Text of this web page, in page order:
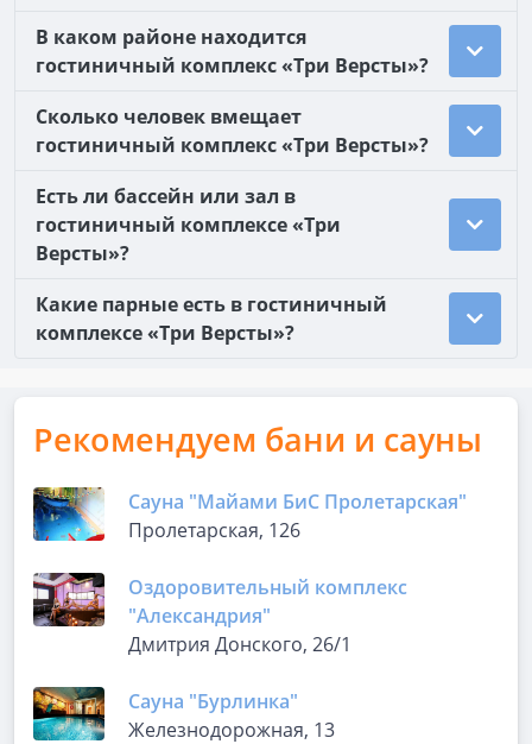
В каком районе находится
гостиничный комплекс «Три Версты»?
Сколько человек вмещает
гостиничный комплекс «Три Версты»?
Есть ли бассейн или зал в
гостиничный комплексе «Три
Версты»?
Какие парные есть в гостиничный
комплексе «Три Версты»?
Рекомендуем бани и сауны
Сауна "Майами БиС Пролетарская"
Пролетарская, 126
Оздоровительный комплекс
"Александрия"
Дмитрия Донского, 26/1
Сауна "Бурлинка"
Железнодорожная, 13